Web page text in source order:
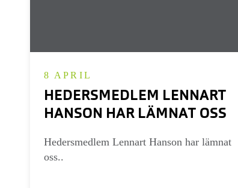
HEDERSMEDLEM LENNART
HANSON HAR LÄMNAT OSS
8 APRIL
Hedersmedlem Lennart Hanson har lämnat
oss..